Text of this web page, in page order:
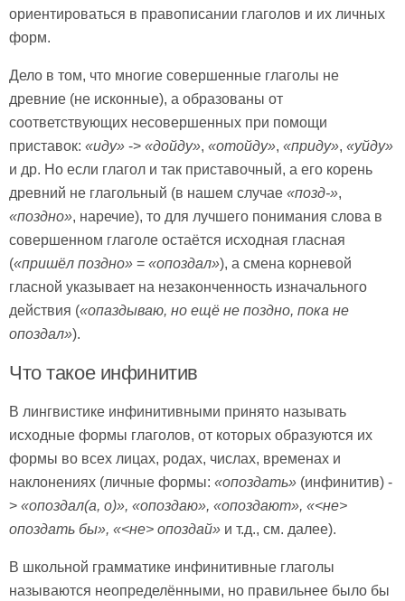
ориентироваться в правописании глаголов и их личных
форм.
Дело в том, что многие совершенные глаголы не
древние (не исконные), а образованы от
соответствующих несовершенных при помощи
приставок: «иду» -> «дойду», «отойду», «приду», «уйду»
и др. Но если глагол и так приставочный, а его корень
древний не глагольный (в нашем случае «позд-»,
«поздно», наречие), то для лучшего понимания слова в
совершенном глаголе остаётся исходная гласная
(«пришёл поздно» = «опоздал»), а смена корневой
гласной указывает на незаконченность изначального
действия («опаздываю, но ещё не поздно, пока не
опоздал»).
Что такое инфинитив
В лингвистике инфинитивными принято называть
исходные формы глаголов, от которых образуются их
формы во всех лицах, родах, числах, временах и
наклонениях (личные формы: «опоздать» (инфинитив) -
> «опоздал(а, о)», «опоздаю», «опоздают», «<не>
опоздать бы», «<не> опоздай» и т.д., см. далее).
В школьной грамматике инфинитивные глаголы
называются неопределёнными, но правильнее было бы